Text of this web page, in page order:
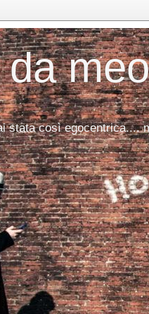
stata così egocentrica....